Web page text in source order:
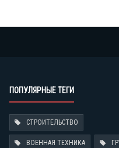
ПОПУЛЯРНЫЕ ТЕГИ
СТРОИТЕЛЬСТВО
ВОЕННАЯ ТЕХНИКА